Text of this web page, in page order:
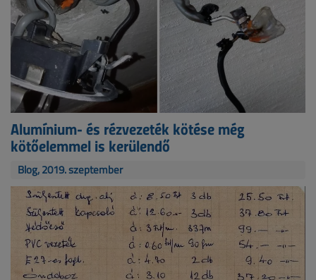
Alumínium- és rézvezeték kötése még
kötőelemmel is kerülendő
Blog, 2019. szeptember